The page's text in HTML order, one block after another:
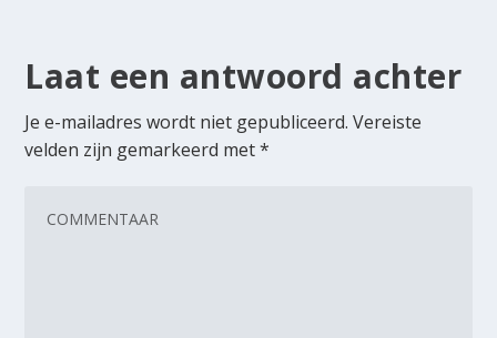
Laat een antwoord achter
Je e-mailadres wordt niet gepubliceerd. Vereiste
velden zijn gemarkeerd met*